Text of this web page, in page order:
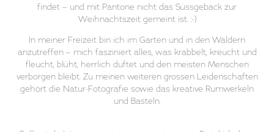
findet – und mit Pantone nicht das Süssgebäck zur
Weihnachtszeit gemeint ist. :-)
In meiner Freizeit bin ich im Garten und in den Wäldern
anzutreffen – mich fasziniert alles, was krabbelt, kreucht und
fleucht, blüht, herrlich duftet und den meisten Menschen
verborgen bleibt. Zu meinen weiteren grossen Leidenschaften
gehört die Natur-Fotografie sowie das kreative Rumwerkeln
und Basteln.